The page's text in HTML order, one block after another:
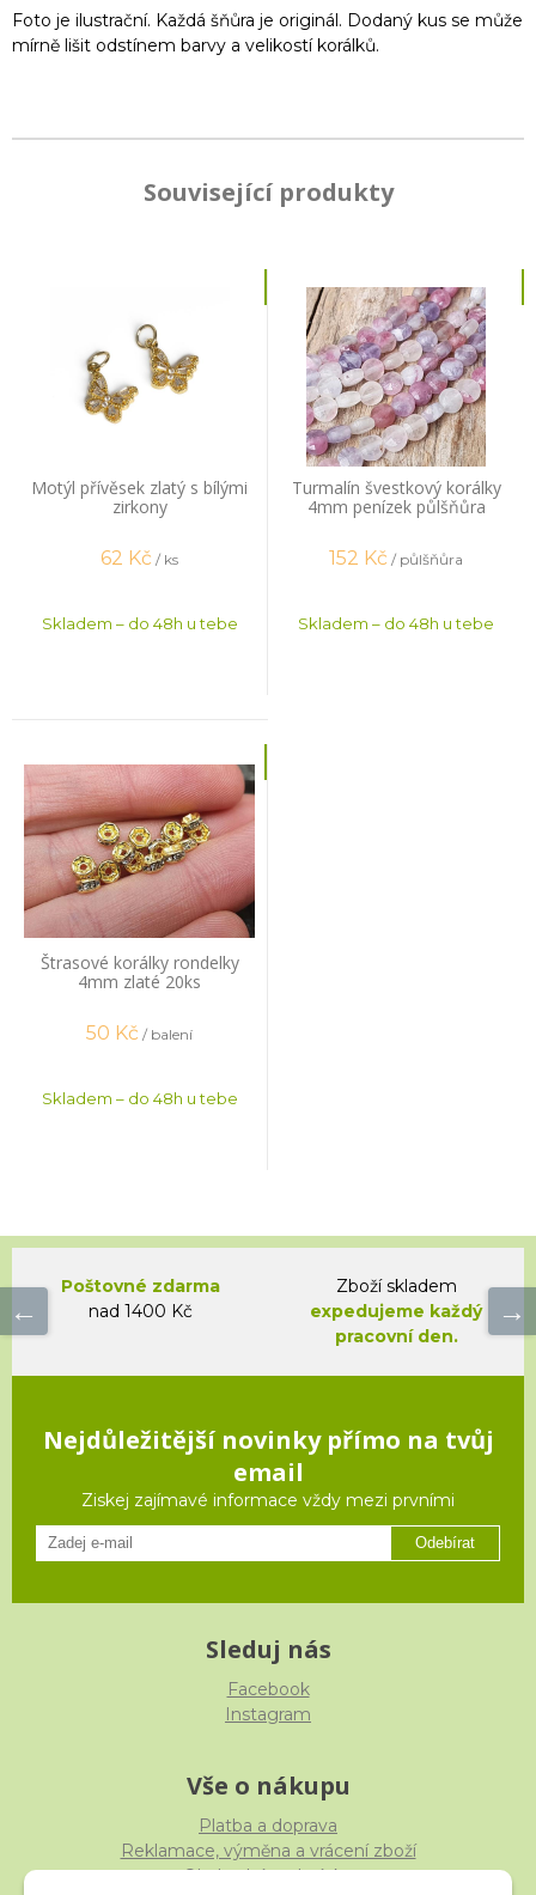
Foto je ilustrační. Každá šňůra je originál. Dodaný kus se může
mírně lišit odstínem barvy a velikostí korálků.
Související produkty
Motýl přívěsek zlatý s bílými
zirkony
62 Kč / ks
Skladem – do 48h u tebe
Turmalín švestkový korálky
4mm penízek půlšňůra
152 Kč / půlšňůra
Skladem – do 48h u tebe
Štrasové korálky rondelky
4mm zlaté 20ks
50 Kč / balení
Skladem – do 48h u tebe
Poštovné zdarma
nad 1400 Kč
Zboží skladem
expedujeme každý
pracovní den.
Nejdůležitější novinky přímo na tvůj
email
Ziskej zajímavé informace vždy mezi prvními
Odebírat
Sleduj nás
Facebook
Instagram
Vše o nákupu
Platba a doprava
Reklamace, výměna a vrácení zboží
Obchodní podmínky